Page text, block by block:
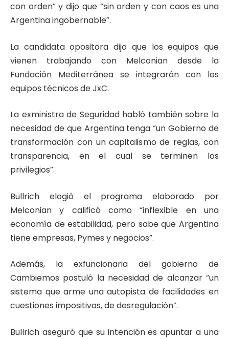
con orden” y dijo que “sin orden y con caos es una
Argentina ingobernable”.
La candidata opositora dijo que los equipos que
vienen trabajando con Melconian desde la
Fundación Mediterránea se integrarán con los
equipos técnicos de JxC.
La exministra de Seguridad habló también sobre la
necesidad de que Argentina tenga “un Gobierno de
transformación con un capitalismo de reglas, con
transparencia, en el cual se terminen los
privilegios”.
Bullrich elogió el programa elaborado por
Melconian y calificó como “inflexible en una
economía de estabilidad, pero sabe que Argentina
tiene empresas, Pymes y negocios”.
Además, la exfuncionaria del gobierno de
Cambiemos postuló la necesidad de alcanzar “un
sistema que arme una autopista de facilidades en
cuestiones impositivas, de desregulación”.
Bullrich aseguró que su intención es apuntar a una